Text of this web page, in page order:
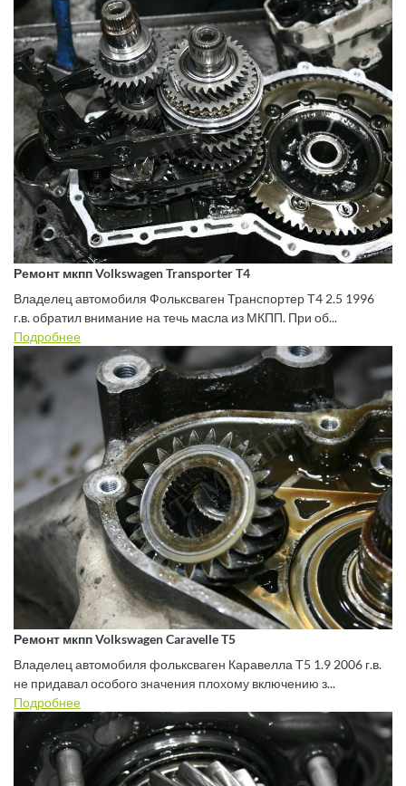
Ремонт мкпп Volkswagen Transporter T4
Владелец автомобиля Фольксваген Транспортер Т4 2.5 1996
г.в. обратил внимание на течь масла из МКПП. При об...
Подробнее
Ремонт мкпп Volkswagen Caravelle T5
Владелец автомобиля фольксваген Каравелла Т5 1.9 2006 г.в.
не придавал особого значения плохому включению з...
Подробнее